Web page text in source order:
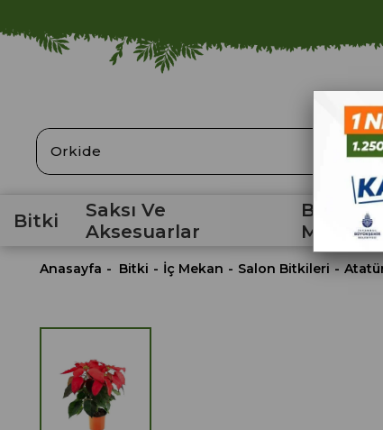
ARA
Bitki
Saksı Ve
Aksesuarlar
Bahçe
Anasayfa Bitki İç Mekan Salon Bitkileri